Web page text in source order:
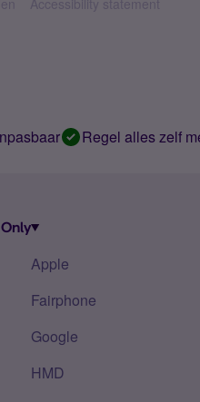
Accessibility statement
Regel alles zelf
Apple
Fairphone
Google
HMD